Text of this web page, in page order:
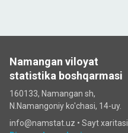
Namangan viloyat
statistika boshqarmasi
160133, Namangan sh,
N.Namangoniy ko'chasi, 14-uy.
info@namstat.uz • Sayt xaritasi